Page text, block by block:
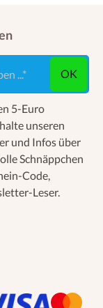
OK
5-Euro
unseren
und Infos über
Schnäppchen
Code,
Leser.